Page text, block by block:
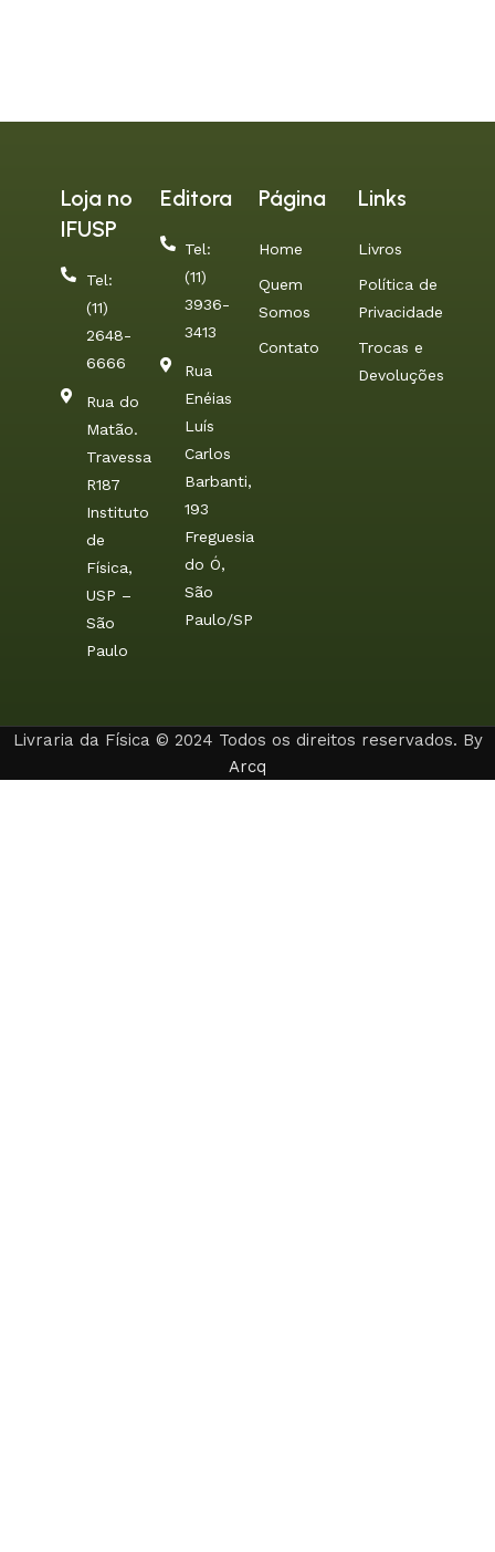
Loja no
IFUSP
Tel:
(11)
2648-
6666
Rua do
Matão.
Travessa
R187
Instituto
de
Física,
USP –
São
Paulo
Editora
Tel:
(11)
3936-
3413
Rua
Enéias
Luís
Carlos
Barbanti,
193
Freguesia
do Ó,
São
Paulo/SP
Página
Home
Quem
Somos
Contato
Links
Livros
Política de
Privacidade
Trocas e
Devoluções
Livraria da Física © 2024 Todos os direitos reservados. By
Arcq